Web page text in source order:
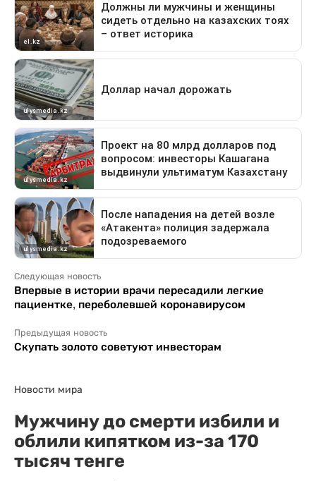
Следующая новость
Впервые в истории врачи пересадили легкие
пациентке, переболевшей коронавирусом
Предыдущая новость
Скупать золото советуют инвесторам
Новости мира
Мужчину до смерти избили и
облили кипятком из-за 170
тысяч тенге